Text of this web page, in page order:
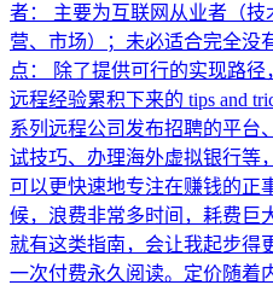
者： 主要为互联网从业者（
营、市场）；未必适合完全没
点： 除了提供可行的实现路
远程经验累积下来的 tips and
系列远程公司发布招聘的平台
试技巧、办理海外虚拟银行等
可以更快速地专注在赚钱的正
候，浪费非常多时间，耗费巨
就有这类指南，会让我起步得
一次付费永久阅读。定价随着